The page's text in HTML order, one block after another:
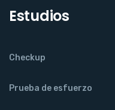
Estudios
Checkup
Prueba de esfuerzo